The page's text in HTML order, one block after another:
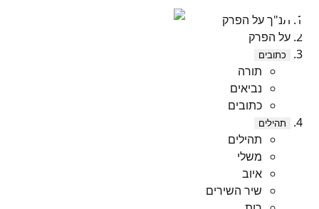
תנ"ך על הפרק
על הפרק
כתובים
תורה
נביאים
כתובים
תהילים
תהילים
משלי
איוב
שיר השירים